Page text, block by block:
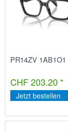
PR14ZV 1AB1O1
CHF 203.20 *
Jetzt bestellen